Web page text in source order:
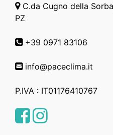
C.da Cugno della
PZ
+39 0971 83106
info@paceclima.it
P.IVA : IT01176410767
Facebook
Instagram